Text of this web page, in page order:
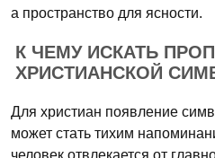
а пространство для ясности.
К ЧЕМУ ИСКАТЬ
ХРИСТИАНСКОЙ
Для христиан появление
может стать тихим
человек отвлекается от